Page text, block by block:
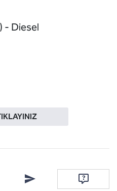
- Diesel
listesine ekle
Arkadaşına e-posta ile
Soru sor